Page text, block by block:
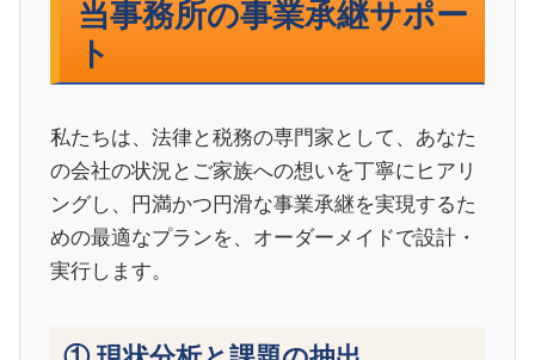
当事務所の事業承継サポー
ト
私たちは、法律と税務の専門家として、あなた
の会社の状況とご家族への想いを丁寧にヒアリ
ングし、円満かつ円滑な事業承継を実現するた
めの最適なプランを、オーダーメイドで設計・
実行します。